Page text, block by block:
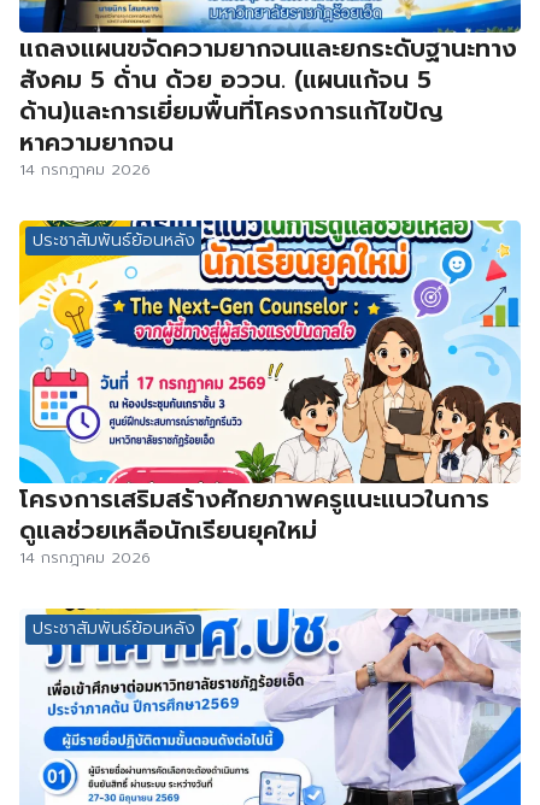
แถลงแผนขจัดความยากจนและยกระดับฐานะทาง
สังคม 5 ด้่าน ด้วย อววน. (แผนแก้จน 5
ด้าน)และการเยี่ยมพื้นที่โครงการแก้ไขป้ญ
หาความยากจน
14 กรกฎาคม 2026
ประชาสัมพันธ์ย้อนหลัง
โครงการเสริมสร้างศักยภาพครูแนะแนวในการ
ดูแลช่วยเหลือนักเรียนยุคใหม่
14 กรกฎาคม 2026
ประชาสัมพันธ์ย้อนหลัง